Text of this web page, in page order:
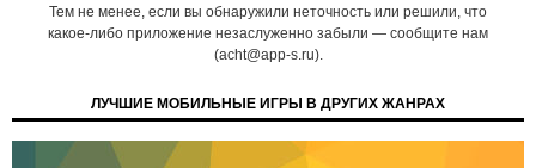
Тем не менее, если вы обнаружили неточность или решили, что
какое-либо приложение незаслуженно забыли — сообщите нам
(acht@app-s.ru).
ЛУЧШИЕ МОБИЛЬНЫЕ ИГРЫ В ДРУГИХ ЖАНРАХ